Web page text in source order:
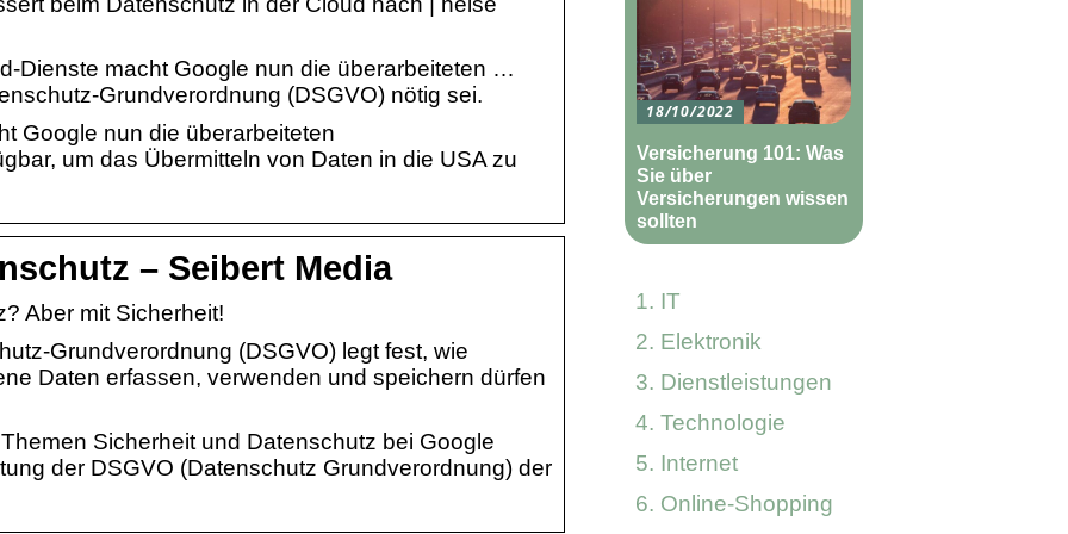
Dienste macht Google nun die überarbeiteten …
Grundverordnung (DSGVO) nötig sei.
Google nun die überarbeiteten
um das Übermitteln von Daten in die USA zu
– Seibert Media
Aber mit Sicherheit!
Grundverordnung (DSGVO) legt fest, wie
Daten erfassen, verwenden und speichern dürfen
Sicherheit und Datenschutz bei Google
der DSGVO (Datenschutz Grundverordnung) der
18/10/2022
Versicherung 101: Was
Sie über
Versicherungen wissen
sollten
IT
Elektronik
Dienstleistungen
Technologie
Internet
Online-Shopping